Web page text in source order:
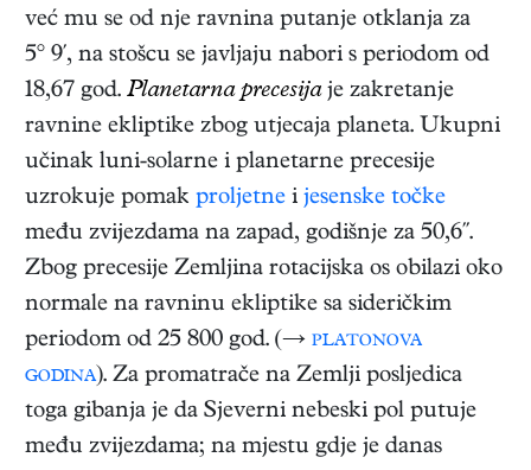
već mu se od nje ravnina putanje otklanja za
5° 9′, na stošcu se javljaju nabori s periodom od
18,67 god. Planetarna precesijaje zakretanje
ravnine ekliptike zbog utjecaja planeta. Ukupni
učinak luni-solarne i planetarne precesije
uzrokuje pomak proljetne i jesenske točke
među zvijezdama na zapad, godišnje za 50,6′′.
Zbog precesije Zemljina rotacijska os obilazi oko
normale na ravninu ekliptike sa sideričkim
periodom od 25 800 god. (→ platonova
godina). Za promatrače na Zemlji posljedica
toga gibanja je da Sjeverni nebeski pol putuje
među zvijezdama; na mjestu gdje je danas